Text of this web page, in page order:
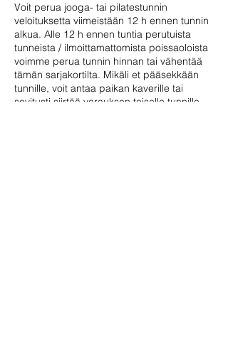
Voit perua jooga- tai pilatestunnin
veloituksetta viimeistään 12 h ennen tunnin
alkua. Alle 12 h ennen tuntia perutuista
tunneista / ilmoittamattomista poissaoloista
voimme perua tunnin hinnan tai vähentää
tämän sarjakortilta. Mikäli et pääsekkään
tunnille, voit antaa paikan kaverille tai
sovitusti siirtää varauksen toiselle tunnille.